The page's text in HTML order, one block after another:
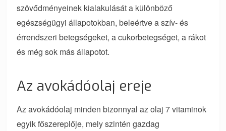
szövődményeinek kialakulását a különböző
egészségügyi állapotokban, beleértve a szív- és
érrendszeri betegségeket, a cukorbetegséget, a rákot
és még sok más állapotot.
Az avokádóolaj ereje
Az avokádóolaj minden bizonnyal az olaj 7 vitaminok
egyik főszereplője, mely szintén gazdag